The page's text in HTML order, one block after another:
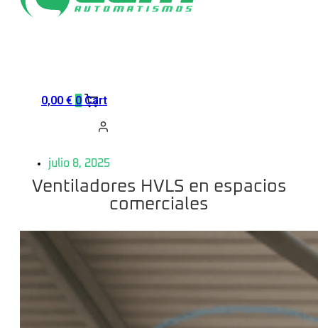
0,00 € 0 Cart
julio 8, 2025
Ventiladores HVLS en espacios
comerciales